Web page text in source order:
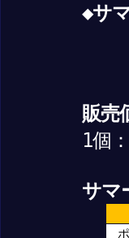
◆サ
販売
1個：
サマ
ポ